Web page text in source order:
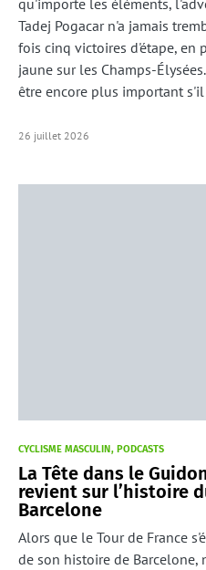
Tadej Pogacar n'a jamais
fois cinq victoires d'étape,
jaune sur les Champs-
être encore plus important
26 juillet 2026
CYCLISME MASCULIN PODCASTS
La Tête dans le
revient sur l’histoire
Barcelone
Alors que le Tour de France
de son histoire de Barcelone,